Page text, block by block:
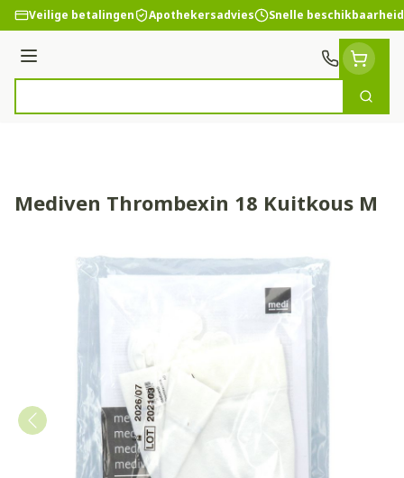
Ga naar de inhoud
Veilige betalingen Apothekersadvies Snelle beschikbaarheid
Menu
Zoek
Mediven Thrombexin 18 Kuitkous M